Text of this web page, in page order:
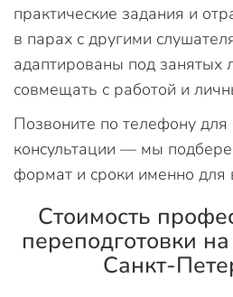
практические задания и
в парах с другими
адаптированы под
совмещать с работой и
Позвоните по телефону для
консультации — мы
формат и сроки именно для
Стоимость
переподготовки
Санкт-